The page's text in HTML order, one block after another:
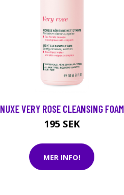
NUXE VERY ROSE CLEANSING FOAM
195 SEK
MER INFO!